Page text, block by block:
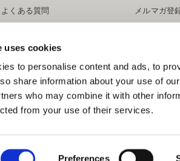
uses cookies
to personalise content and ads, to
share information about your use of
who may combine it with other
from your use of their services.
Preferences
よくある質問
提携サイト募集
メルマガ登
スマート